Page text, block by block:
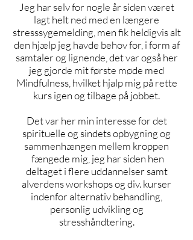
Jeg har selv for nogle år siden været
lagt helt ned med en længere
stresssygemelding, men fik heldigvis alt
den hjælp jeg havde behov for, i form af
samtaler og lignende, det var også her
jeg gjorde mit første møde med
Mindfulness, hvilket hjalp mig på rette
kurs igen og tilbage på jobbet.
Det var her min interesse for det
spirituelle og sindets opbygning og
sammenhængen mellem kroppen
fængede mig, jeg har siden hen
deltaget i flere uddannelser samt
alverdens workshops og div. kurser
indenfor alternativ behandling,
personlig udvikling og
stresshåndtering.